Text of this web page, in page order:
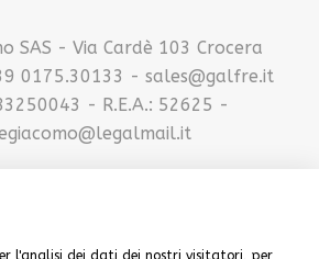
SAS - Via Cardè 103 Crocera
0175.30133 - sales@galfre.it
- R.E.A.: 52625 -
l'analisi dei dati dei nostri visitatori, per